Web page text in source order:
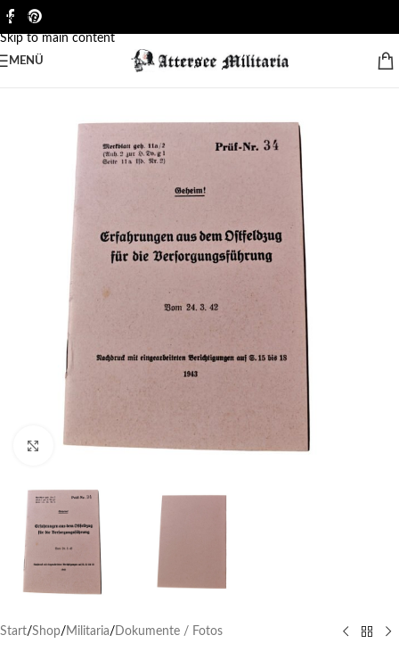
Skip to navigation
Skip to main content
MENÜ
Klick zum Vergrößern
Start/Shop/ Militaria/ Dokumente / Fotos